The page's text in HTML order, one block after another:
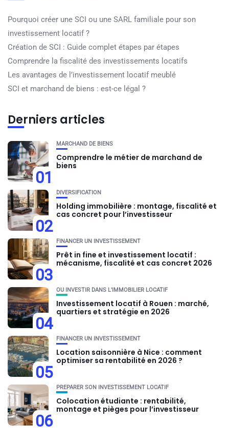
Pourquoi créer une SCI ou une SARL familiale pour son
investissement locatif ?
Création de SCI : Guide complet étapes par étapes
Comprendre la fiscalité des investissements locatifs
Les avantages de l’investissement locatif meublé
SCI et marchand de biens : est-ce légal ?
Derniers articles
01
MARCHAND DE BIENS
Comprendre le métier de marchand de
biens
02
DIVERSIFICATION
Holding immobilière : montage, fiscalité et
cas concret pour l’investisseur
03
FINANCER UN INVESTISSEMENT
Prêt in fine et investissement locatif :
mécanisme, fiscalité et cas concret 2026
04
OU INVESTIR DANS L'IMMOBILIER LOCATIF
Investissement locatif à Rouen : marché,
quartiers et stratégie en 2026
05
FINANCER UN INVESTISSEMENT
Location saisonnière à Nice : comment
optimiser sa rentabilité en 2026 ?
06
PRÉPARER SON INVESTISSEMENT LOCATIF
Colocation étudiante : rentabilité,
montage et pièges pour l’investisseur